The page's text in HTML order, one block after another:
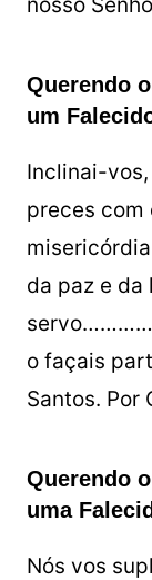
Querendo
um
Inclinai-vos,
preces com
da paz e da
o façais
Santos. Por
Querendo
uma
Nós vos